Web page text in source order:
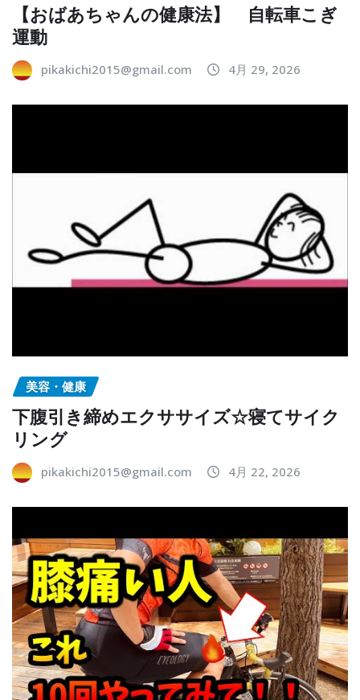
【おばあちゃんの健康法】 自転車こぎ
運動
pikakichi2015@gmail.com 4月 29, 2026
美容・健康
下腹引き締めエクササイズ☆寝てサイク
リング
pikakichi2015@gmail.com 4月 22, 2026